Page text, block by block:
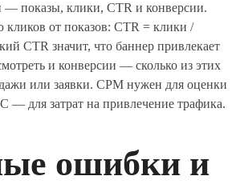
— показы, клики, CTR и конверсии.
кликов от показов: CTR = клики /
CTR значит, что баннер привлекает
и конверсии — сколько из этих
или заявки. CPM нужен для оценки
— для затрат на привлечение трафика.
ошибки и